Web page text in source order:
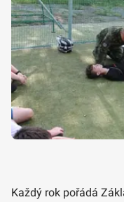
Každý rok pořádá